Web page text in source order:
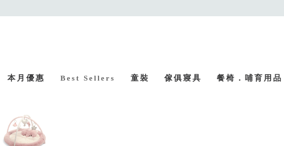
本月優惠 Best Sellers 童裝 傢俱寢具 餐椅．哺育用品